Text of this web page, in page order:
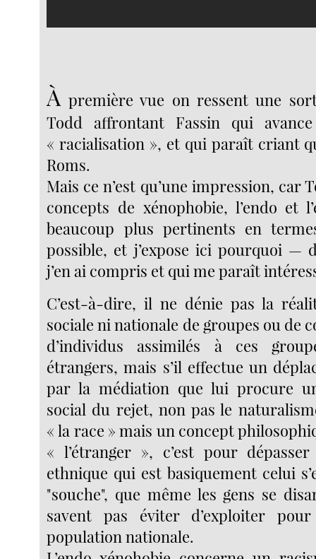
Àpremière vue on ressent une
Todd affrontant Fassin qui
« racialisation », et qui paraît criant
Roms.
Mais ce n’est qu’une impression, car
concepts de xénophobie, l’endo et
beaucoup plus pertinents en
possible, et j’expose ici pourquoi —
j’en ai compris et qui me paraît
C’est-à-dire, il ne dénie pas la
sociale ni nationale de groupes ou de
d’individus assimilés à ces
étrangers, mais s’il effectue un
par la médiation que lui procure
social du rejet, non pas le
« la race » mais un concept
« l’étranger », c’est pour
ethnique qui est basiquement celui
"souche", que même les gens se
savent pas éviter d’exploiter
population nationale.